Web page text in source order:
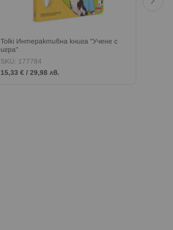
Tolki Интерактивна книга "Учене с
игра"
SKU: 177784
15,33 € / 29,98 лв.